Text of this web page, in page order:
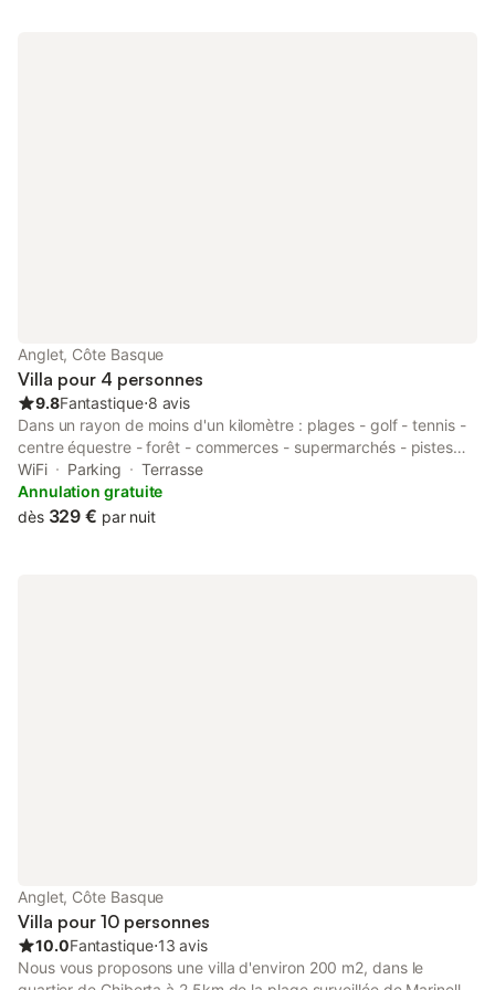
Anglet, Côte Basque
Villa pour 4 personnes
9.8Fantastique⋅8 avis
Dans un rayon de moins d'un kilomètre : plages - golf - tennis -
centre équestre - forêt - commerces - supermarchés - pistes
cyclables Les chants d'oiseaux vous accompagneront au petit
déjeuner Un havre de paix loin du tumulte estival
WiFi Parking
Terrasse
Annulation gratuite
dès 329 € par nuit
Anglet, Côte Basque
Villa pour 10 personnes
10.0Fantastique⋅13 avis
Nous vous proposons une villa d'environ 200 m2, dans le